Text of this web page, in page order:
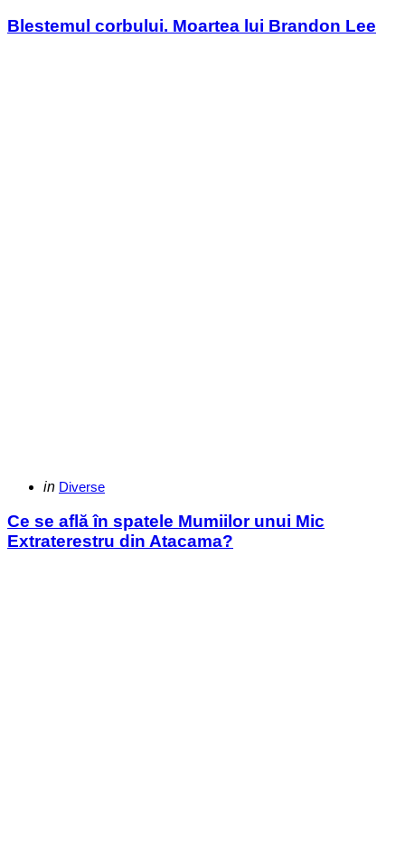
Blestemul corbului. Moartea lui Brandon Lee
Categories
Posted
in Diverse
Ce se află în spatele Mumiilor unui Mic
Extraterestru din Atacama?